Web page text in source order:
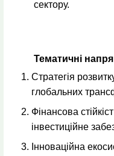
сектору.
Тематичні
Стратегія
глобальних
Фінансова
інвестиційне
Інноваційна